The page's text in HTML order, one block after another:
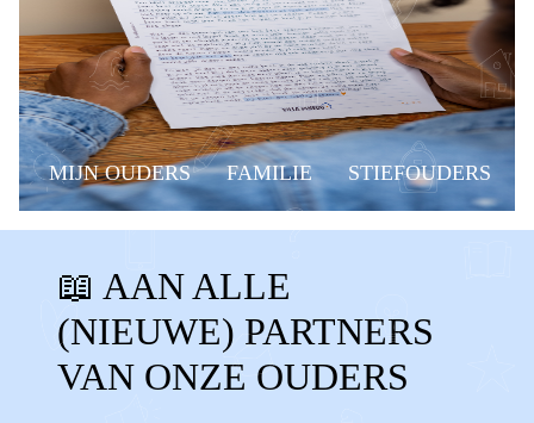
MIJN OUDERS FAMILIE STIEFOUDERS
VRIENDIN STIEFVADER
STIEFMOEDER BONUSVADER
BONUSMOEDER STIEFOUDERS
BONUSOUDERS VRIEND TIPS
📖 AAN ALLE
(NIEUWE) PARTNERS
VAN ONZE OUDERS